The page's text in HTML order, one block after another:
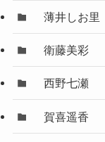
薄井しお里
衛藤美彩
西野七瀬
賀喜遥香